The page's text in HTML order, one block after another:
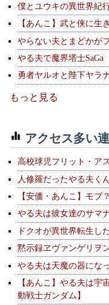
僕とユウキの異世界紀
【あんこ】武と侠に生
やらない夫とまどかが
やる夫で魔界塔士SaGa
勇者ヤルオと陛下ヤラ
もっと見る
アクセス多い
高校球児フリット・ア
人修羅だったやる夫く
【安価・あんこ】モブ
やる夫は彼女達のサマ
ドクオが異世界転生し
黙示録ヱヴァンゲリヲ
やる夫は天魔の器にな
【あんこ】やる夫は宇
動戦士ガンダム】